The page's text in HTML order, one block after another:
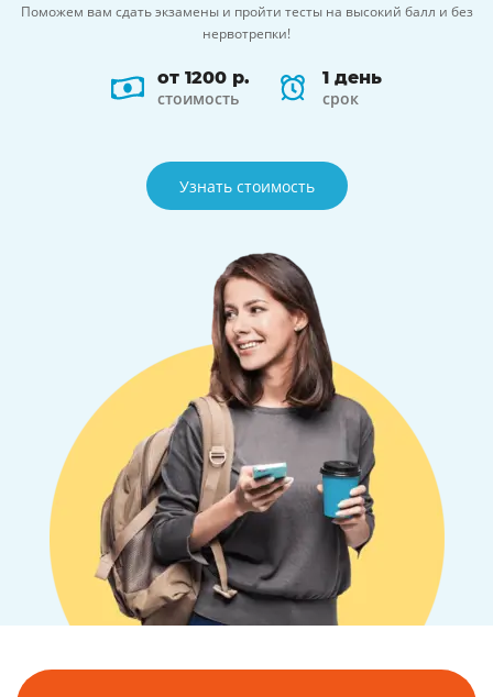
Поможем вам сдать экзамены и пройти тесты на высокий балл и без
нервотрепки!
от 1200 р.
стоимость
1 день
срок
Узнать стоимость